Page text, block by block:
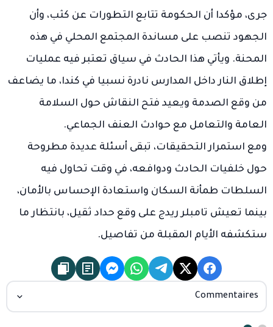
جرى، مؤكدا أن الحكومة تتابع التطورات عن كثب، وأن
الجهود تنصب على مساندة المجتمع المحلي في هذه
المحنة. ويأتي هذا الحادث في سياق تعتبر فيه عمليات
إطلاق النار داخل المدارس نادرة نسبيا في كندا، ما يضاعف
من وقع الصدمة ويعيد فتح النقاش حول السلامة
العامة والتعامل مع حوادث العنف الجماعي.
ومع استمرار التحقيقات، تبقى أسئلة عديدة مطروحة
حول خلفيات الحادث ودوافعه، في وقت تحاول فيه
السلطات طمأنة السكان واستعادة الإحساس بالأمان،
بينما تعيش تامبلر ريدج على وقع حداد ثقيل، بانتظار ما
ستكشفه الأيام المقبلة من تفاصيل.
Commentaires